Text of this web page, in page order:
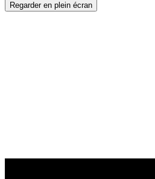
Regarder en plein écran